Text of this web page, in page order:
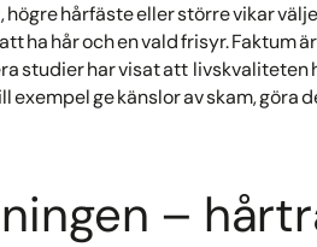
hårfäste eller större vikar
ha hår och en vald frisyr. Faktum
studier har visat att
exempel ge känslor av skam, göra
–